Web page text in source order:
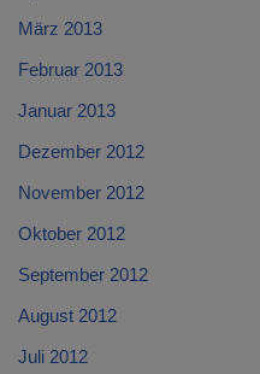
März 2013
Februar 2013
Januar 2013
Dezember 2012
November 2012
Oktober 2012
September 2012
August 2012
Juli 2012